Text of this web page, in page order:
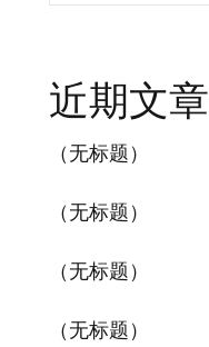
近期文章
（无标题）
（无标题）
（无标题）
（无标题）